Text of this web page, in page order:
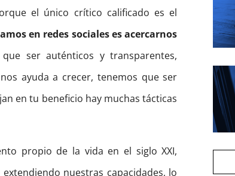
el único crítico calificado es el
en redes sociales es acercarnos
ser auténticos y transparentes,
ayuda a crecer, tenemos que ser
en tu beneficio hay muchas tácticas
propio de la vida en el siglo XXI,
nuestras capacidades, lo